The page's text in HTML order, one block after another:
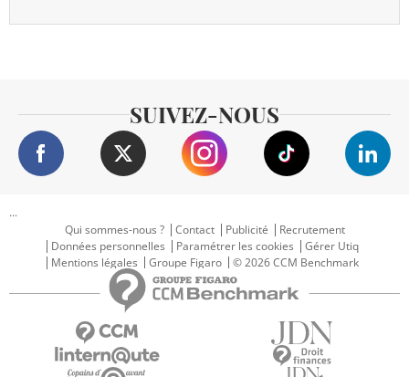
SUIVEZ-NOUS
...
Qui sommes-nous ?
Contact Publicité
Recrutement
Données personnelles
Paramétrer les cookies
Gérer Utiq
Mentions légales
Groupe Figaro © 2026 CCM Benchmark